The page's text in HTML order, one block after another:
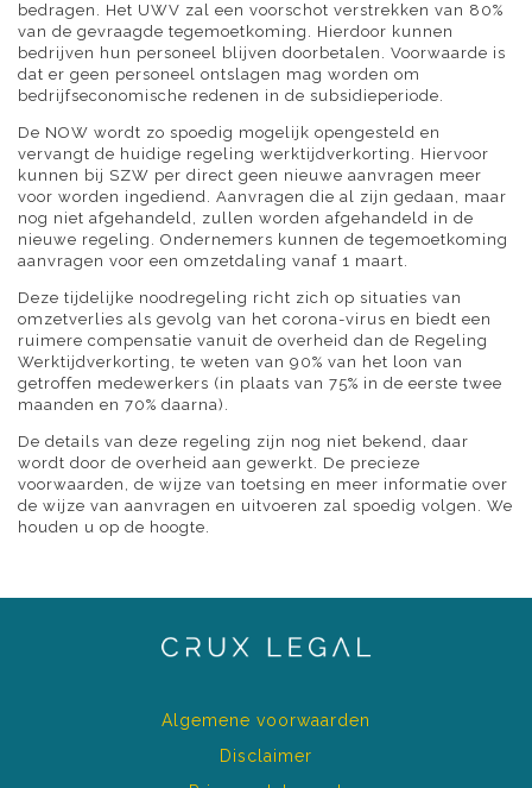
bedragen. Het UWV zal een voorschot verstrekken van 80%
van de gevraagde tegemoetkoming. Hierdoor kunnen
bedrijven hun personeel blijven doorbetalen. Voorwaarde is
dat er geen personeel ontslagen mag worden om
bedrijfseconomische redenen in de subsidieperiode.
De NOW wordt zo spoedig mogelijk opengesteld en
vervangt de huidige regeling werktijdverkorting. Hiervoor
kunnen bij SZW per direct geen nieuwe aanvragen meer
voor worden ingediend. Aanvragen die al zijn gedaan, maar
nog niet afgehandeld, zullen worden afgehandeld in de
nieuwe regeling. Ondernemers kunnen de tegemoetkoming
aanvragen voor een omzetdaling vanaf 1 maart.
Deze tijdelijke noodregeling richt zich op situaties van
omzetverlies als gevolg van het corona-virus en biedt een
ruimere compensatie vanuit de overheid dan de Regeling
Werktijdverkorting, te weten van 90% van het loon van
getroffen medewerkers (in plaats van 75% in de eerste twee
maanden en 70% daarna).
De details van deze regeling zijn nog niet bekend, daar
wordt door de overheid aan gewerkt. De precieze
voorwaarden, de wijze van toetsing en meer informatie over
de wijze van aanvragen en uitvoeren zal spoedig volgen. We
houden u op de hoogte.
Algemene voorwaarden
Disclaimer